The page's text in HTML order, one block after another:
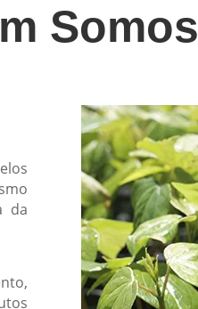
Somos
da